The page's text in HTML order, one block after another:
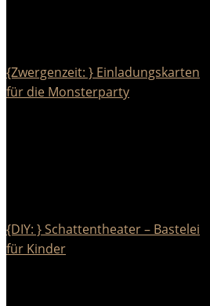
{Zwergenzeit: } Einladungskarten
für die Monsterparty
{DIY: } Schattentheater – Bastelei
für Kinder